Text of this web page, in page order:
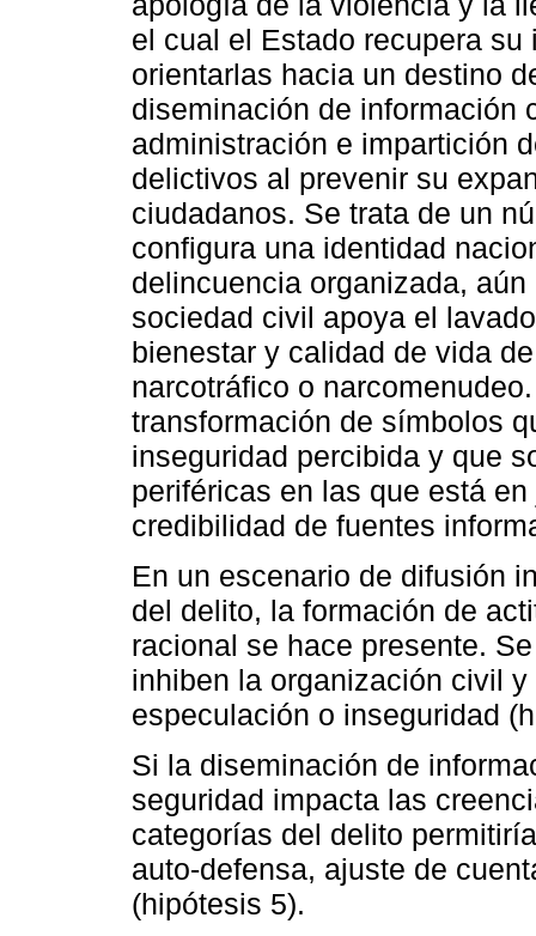
el cual el Estado recupera
orientarlas hacia un destino
diseminación de información
administración e impartición
delictivos al prevenir su
ciudadanos. Se trata de un
configura una identidad
delincuencia organizada,
sociedad civil apoya el
bienestar y calidad de vida
narcotráfico o
transformación de símbolos
inseguridad percibida y que
periféricas en las que está
credibilidad de fuentes
En un escenario de difusión
del delito, la formación de
racional se hace presente.
inhiben la organización civil
especulación o inseguridad
Si la diseminación de
seguridad impacta las
categorías del delito
auto-defensa, ajuste de
(hipótesis 5).